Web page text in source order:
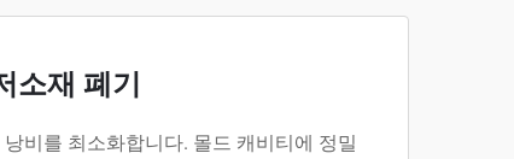
소재 폐기
비를 최소화합니다. 몰드 캐비티에 정밀